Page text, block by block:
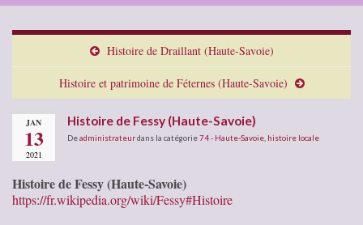
Histoire de Draillant (Haute-Savoie)
Histoire et patrimoine de Féternes (Haute-Savoie)
JAN
13
2021
Histoire de Fessy (Haute-Savoie)
Deadministrateurdans la catégorie74 - Haute-Savoie histoire locale
Histoire de Fessy (Haute-Savoie)
https://fr.wikipedia.org/wiki/Fessy#Histoire